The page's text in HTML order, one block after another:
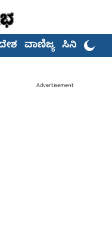
ವಾಣಿಜ್ಯ ಸಿನಿಮಾ
Advertisement